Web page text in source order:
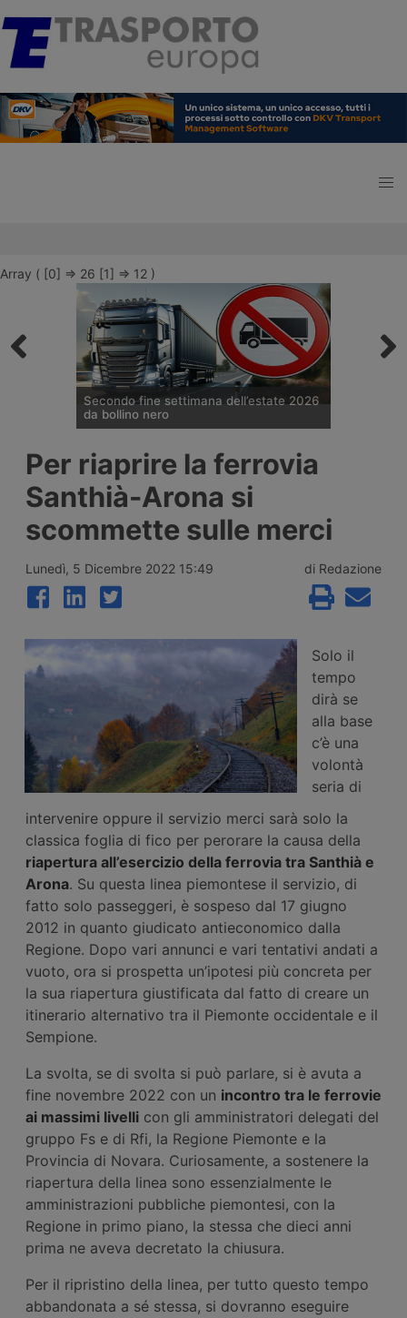
Array ( [0] => 26 [1] => 12 )
Secondo fine settimana dell’estate 2026
da bollino nero
e potenziamento del personale Anas sulla
rete nazionale nel weekend che apre la
settimana di Ferragosto, con oltre 25
milioni di spostamenti attesi tra il 7 e il 9
agosto 2026.
Per riaprire la ferrovia
Santhià-Arona si
scommette sulle merci
Lunedì, 5 Dicembre 2022 15:49 di Redazione
Solo il
tempo
dirà se
alla base
c’è una
volontà
seria di
intervenire oppure il servizio merci sarà solo la
classica foglia di fico per perorare la causa della
riapertura all’esercizio della ferrovia tra Santhià e
Arona. Su questa linea piemontese il servizio, di
fatto solo passeggeri, è sospeso dal 17 giugno
2012 in quanto giudicato antieconomico dalla
Regione. Dopo vari annunci e vari tentativi andati a
vuoto, ora si prospetta un’ipotesi più concreta per
la sua riapertura giustificata dal fatto di creare un
itinerario alternativo tra il Piemonte occidentale e il
Sempione.
La svolta, se di svolta si può parlare, si è avuta a
fine novembre 2022 con un incontro tra le ferrovie
ai massimi livelli con gli amministratori delegati del
gruppo Fs e di Rfi, la Regione Piemonte e la
Provincia di Novara. Curiosamente, a sostenere la
riapertura della linea sono essenzialmente le
amministrazioni pubbliche piemontesi, con la
Regione in primo piano, la stessa che dieci anni
prima ne aveva decretato la chiusura.
Per il ripristino della linea, per tutto questo tempo
abbandonata a sé stessa, si dovranno eseguire